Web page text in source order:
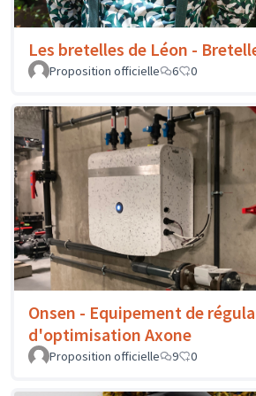
Les bretelles de Léon -
Proposition officielle 6 0
Onsen - Equipement de
d'optimisation Axone
Proposition officielle 9 0